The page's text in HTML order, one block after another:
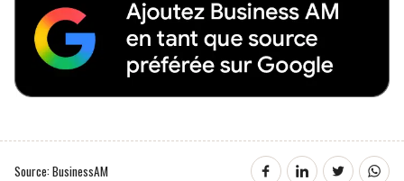
Source: BusinessAM